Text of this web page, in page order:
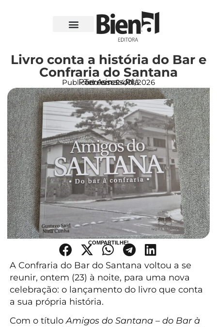
Livro conta a história do Bar e
Confraria do Santana
Publicado em: 24/01/2026
Por: Assessoria
Teresina - PI
COMPARTILHE!
A Confraria do Bar do Santana voltou a se
reunir, ontem (23) à noite, para uma nova
celebração: o lançamento do livro que conta
a sua própria história.
Com o títuloAmigos do Santana – do Bar à